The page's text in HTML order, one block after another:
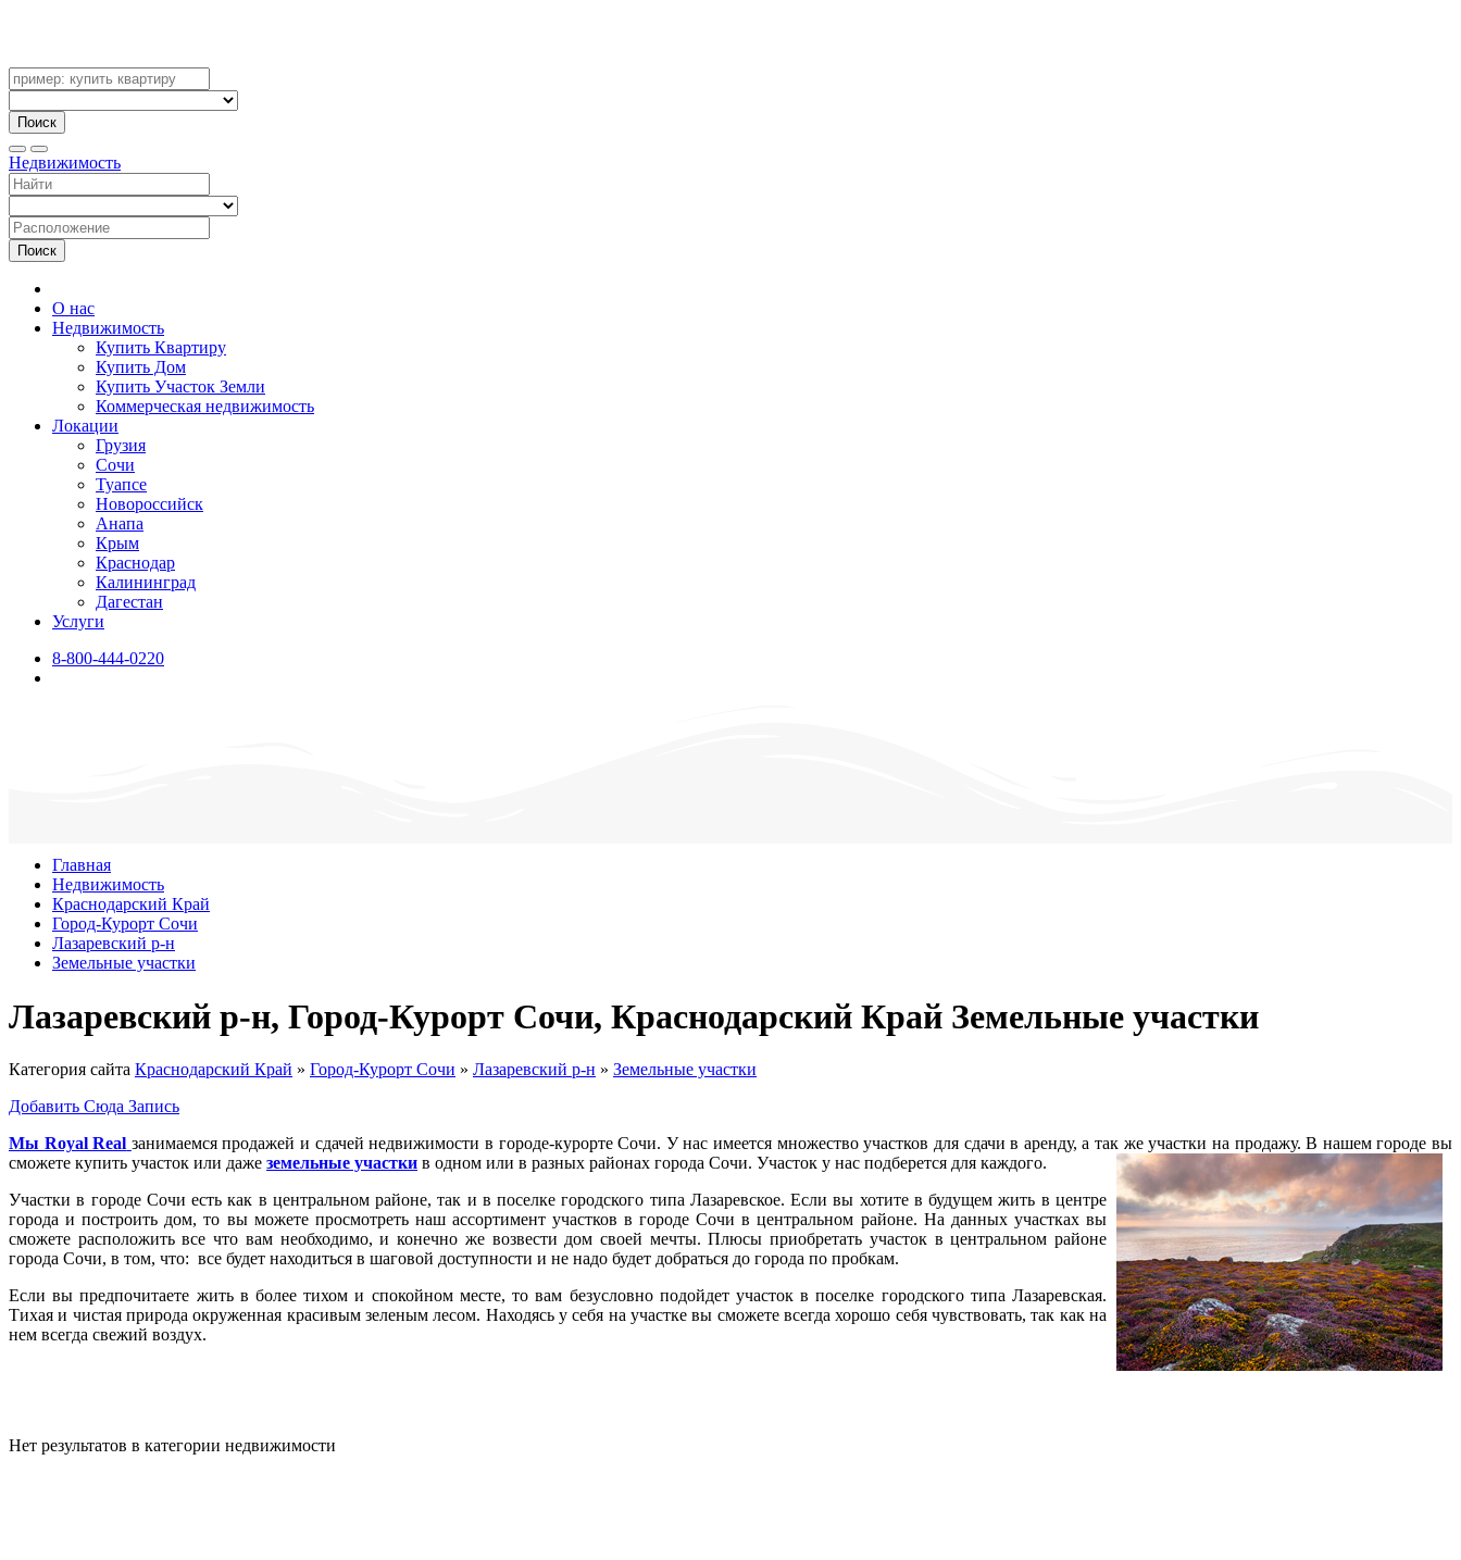
Поиск
Недвижимость
Поиск
О нас
Недвижимость
Купить Квартиру
Купить Дом
Купить Участок Земли
Коммерческая недвижимость
Локации
Грузия
Сочи
Туапсе
Новороссийск
Анапа
Крым
Краснодар
Калининград
Дагестан
Услуги
8-800-444-0220
Главная
Недвижимость
Краснодарский Край
Город-Курорт Сочи
Лазаревский р-н
Земельные участки
Лазаревский р-н, Город-Курорт Сочи, Краснодарский Край Земельные участки
Категория сайта Краснодарский Край » Город-Курорт Сочи » Лазаревский р-н » Земельные участки
Добавить Сюда Запись
Мы Royal Real занимаемся продажей и сдачей недвижимости в городе-курорте Сочи. У нас имеется множество участков для сдачи в аренду, а так же участки на продажу. В нашем городе вы
сможете купить участок или даже земельные участки в одном или в разных районах города Сочи. Участок у нас подберется для каждого.
Участки в городе Сочи есть как в центральном районе, так и в поселке городского типа Лазаревское. Если вы хотите в будущем жить в центре
города и построить дом, то вы можете просмотреть наш ассортимент участков в городе Сочи в центральном районе. На данных участках вы
сможете расположить все что вам необходимо, и конечно же возвести дом своей мечты. Плюсы приобретать участок в центральном районе
города Сочи, в том, что: все будет находиться в шаговой доступности и не надо будет добраться до города по пробкам.
Если вы предпочитаете жить в более тихом и спокойном месте, то вам безусловно подойдет участок в поселке городского типа Лазаревская.
Тихая и чистая природа окруженная красивым зеленым лесом. Находясь у себя на участке вы сможете всегда хорошо себя чувствовать, так как на
нем всегда свежий воздух.
Нет результатов в категории недвижимости